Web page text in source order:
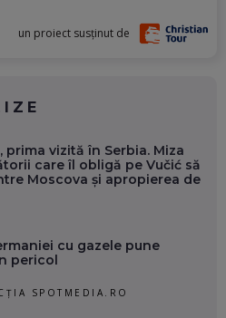
un proiect susținut de
prima vizită în Serbia. Miza
care îl obligă pe Vučić să
Moscova și apropierea de
cu gazele pune
pericol
SPOTMEDIA.RO